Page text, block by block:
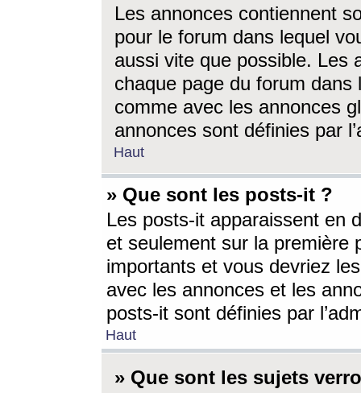
Les annonces contiennent
pour le forum dans lequel
aussi vite que possible. Les
chaque page du forum dans
comme avec les annonces
annonces sont définies par
Haut
» Que sont les posts-it ?
Les posts-it apparaissent en
et seulement sur la première
importants et vous devriez
avec les annonces et les
posts-it sont définies par
Haut
» Que sont les sujets